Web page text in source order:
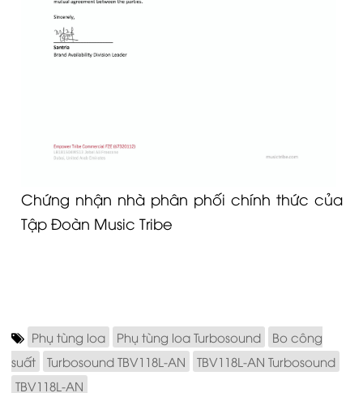
Chứng nhận nhà phân phối chính thức của
Tập Đoàn Music Tribe
Phụ tùng loa Phụ tùng loa Turbosound
Bo công
suất
Turbosound TBV118L-AN
TBV118L-AN Turbosound
TBV118L-AN